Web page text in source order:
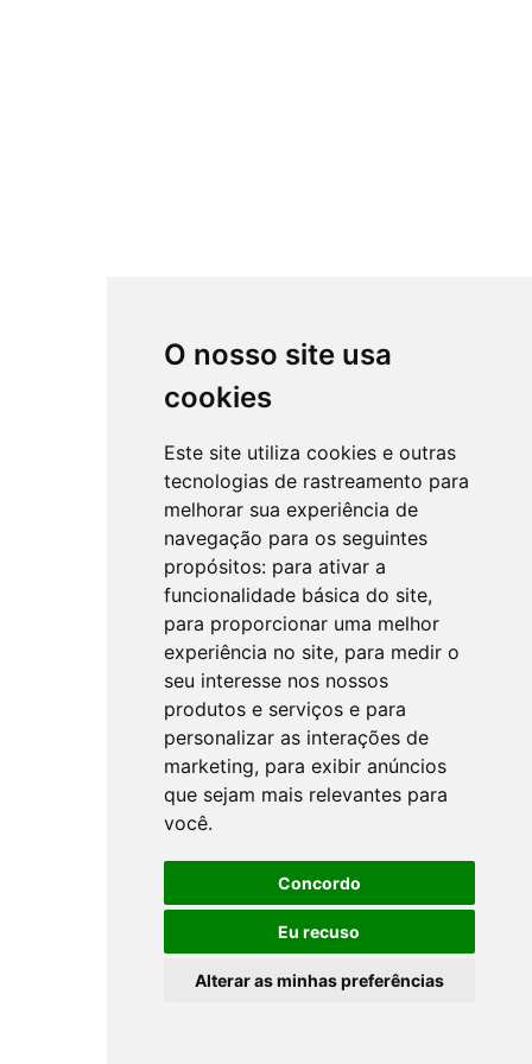
O nosso site usa
cookies
Este site utiliza cookies e outras
tecnologias de rastreamento para
melhorar sua experiência de
navegação para os seguintes
propósitos: para ativar a
funcionalidade básica do site,
para proporcionar uma melhor
experiência no site, para medir o
seu interesse nos nossos
produtos e serviços e para
personalizar as interações de
marketing, para exibir anúncios
que sejam mais relevantes para
você.
Concordo
Eu recuso
Alterar as minhas preferências